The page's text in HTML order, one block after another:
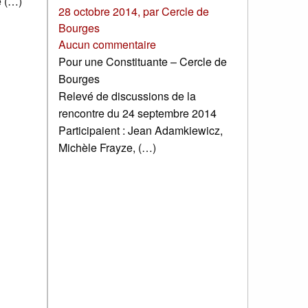
28 octobre 2014, parCercle de
Bourges
Aucun commentaire
Pour une Constituante – Cercle de
Bourges
Relevé de discussions de la
rencontre du 24 septembre 2014
Participaient : Jean Adamkiewicz,
Michèle Frayze, (…)